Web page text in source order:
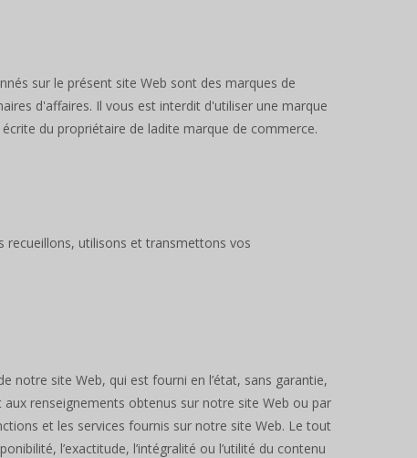
sur le présent site Web sont des marques de
d'affaires. Il vous est interdit d'utiliser une marque
du propriétaire de ladite marque de commerce.
utilisons et transmettons vos
notre site Web, qui est fourni en l’état, sans garantie,
renseignements obtenus sur notre site Web ou par
et les services fournis sur notre site Web. Le tout
l’exactitude, l’intégralité ou l’utilité du contenu